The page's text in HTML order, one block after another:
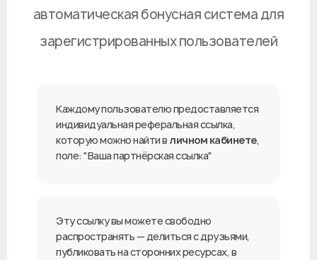
автоматическая бонусная система для
зарегистрированных пользователей
Каждому пользователю предоставляется
индивидуальная реферальная ссылка,
которую можно найти в личном кабинете,
поле: "Ваша партнёрская ссылка"
Эту ссылку вы можете свободно
распространять — делиться с друзьями,
публиковать на сторонних ресурсах, в